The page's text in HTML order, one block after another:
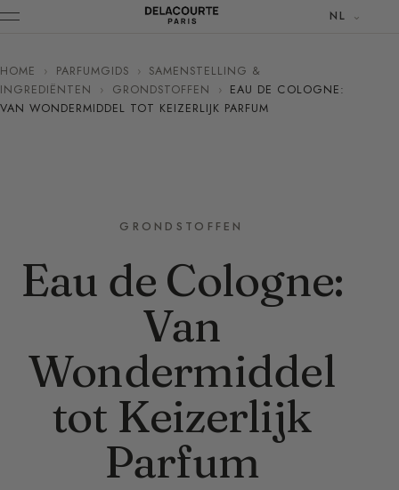
NL
HOME › PARFUMGIDS › SAMENSTELLING &
INGREDIËNTEN
› GRONDSTOFFEN › EAU DE COLOGNE:
VAN WONDERMIDDEL TOT KEIZERLIJK PARFUM
GRONDSTOFFEN
Eau de Cologne:
Van
Wondermiddel
tot Keizerlijk
Parfum